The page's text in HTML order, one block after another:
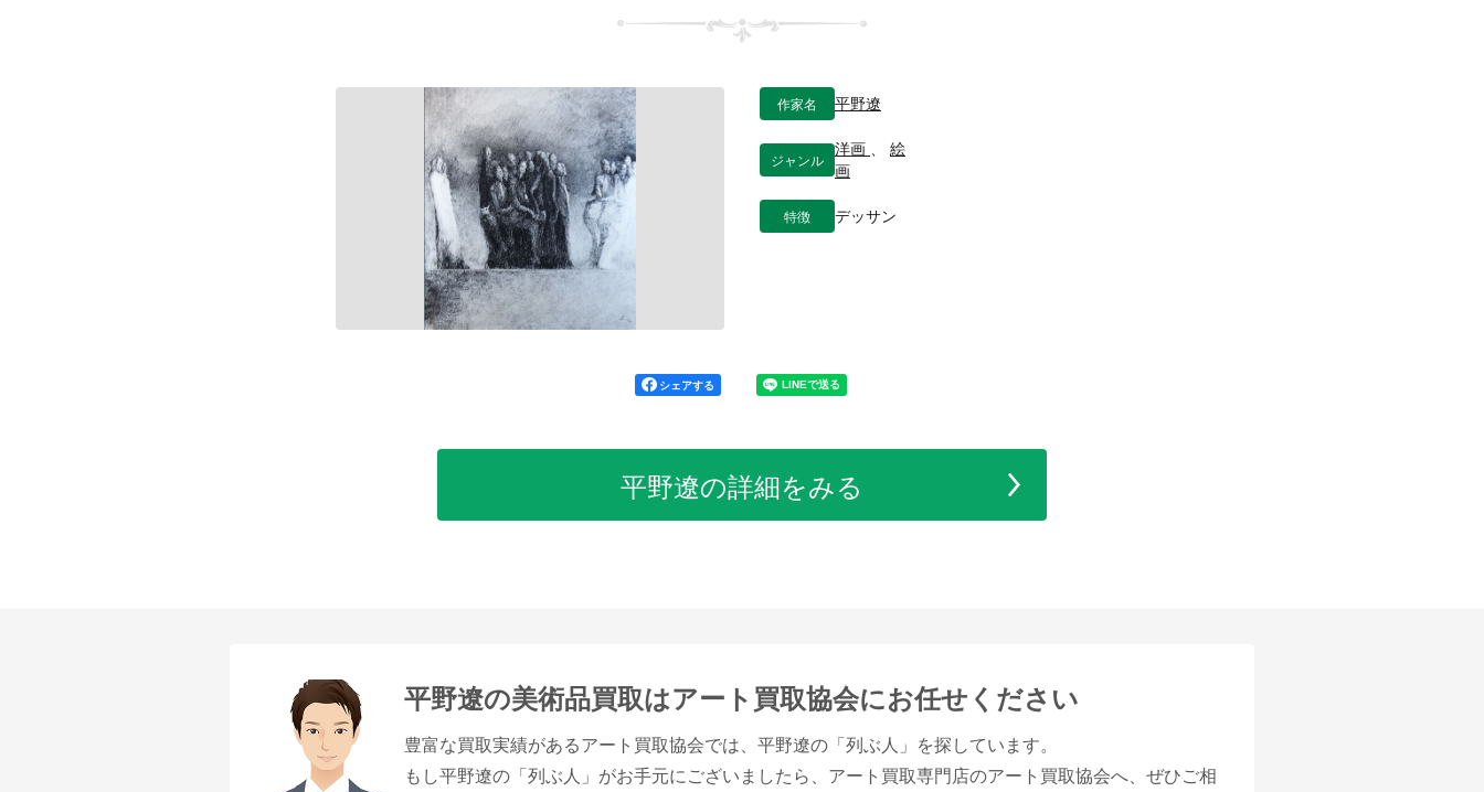
作家名 平野遼
ジャンル
洋画
絵
画
特徴 デッサン
シェアする
平野遼の詳細をみる
平野遼の美術品買取はアート買取協会にお任せください
豊富な買取実績があるアート買取協会では、平野遼の「列ぶ人」を探しています。
もし平野遼の「列ぶ人」がお手元にございましたら、アート買取専門店のアート買取協会へ、ぜひご相